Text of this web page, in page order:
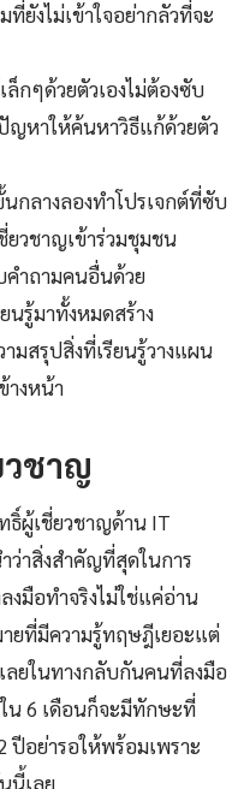
ยังไม่เข้าใจอย่ากลัวที่จะ
ล็กๆด้วยตัวเองไม่ต้องซับ
ญหาให้ค้นหาวิธีแก้ด้วยตัว
กลางลองทำโปรเจกต์ที่ซับ
วชาญเข้าร่วมชุมชน
คำถามคนอื่นด้วย
นรู้มาทั้งหมดสร้าง
มสรุปสิ่งที่เรียนรู้วางแผน
างหน้า
วชาญ
ผู้เชี่ยวชาญด้าน IT
ว่าสิ่งสำคัญที่สุดในการ
งมือทำจริงไม่ใช่แค่อ่าน
ยที่มีความรู้ทฤษฎีเยอะแต่
ลยในทางกลับกันคนที่ลงมือ
น 6 เดือนก็จะมีทักษะที่
ปีอย่ารอให้พร้อมเพราะ
นี้เลย